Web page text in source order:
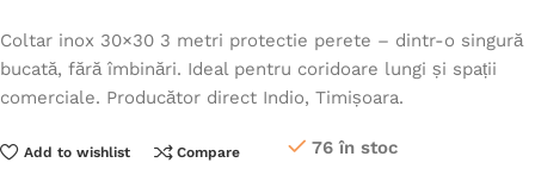
Coltar inox 30×30 3 metri protectie perete – dintr-o singură
bucată, fără îmbinări. Ideal pentru coridoare lungi și spații
comerciale. Producător direct Indio, Timișoara.
Add to wishlist Compare 76 în stoc